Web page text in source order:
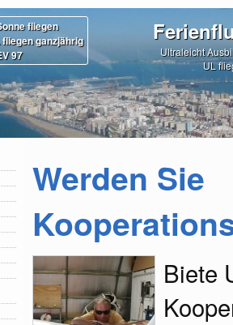
fliegen
ganzjährig
97
Ultraleicht
UL
Werden Sie
Biete